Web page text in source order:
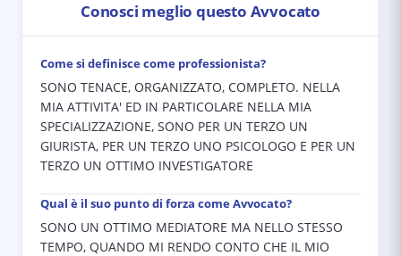
Conosci meglio questo Avvocato
Come si definisce come professionista?
SONO TENACE, ORGANIZZATO, COMPLETO. NELLA
MIA ATTIVITA' ED IN PARTICOLARE NELLA MIA
SPECIALIZZAZIONE, SONO PER UN TERZO UN
GIURISTA, PER UN TERZO UNO PSICOLOGO E PER UN
TERZO UN OTTIMO INVESTIGATORE
Qual è il suo punto di forza come Avvocato?
SONO UN OTTIMO MEDIATORE MA NELLO STESSO
TEMPO, QUANDO MI RENDO CONTO CHE IL MIO